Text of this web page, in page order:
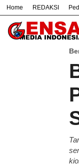
Home REDAKSI
#